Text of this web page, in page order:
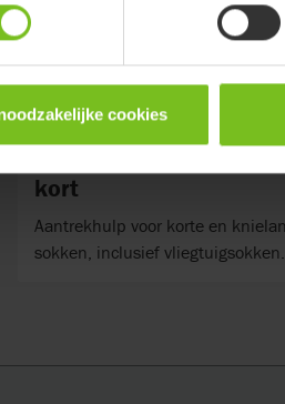
cookies
Etac Socky
kort
Aantrekhulp voor korte en
sokken, inclusief vliegtuigsokken.